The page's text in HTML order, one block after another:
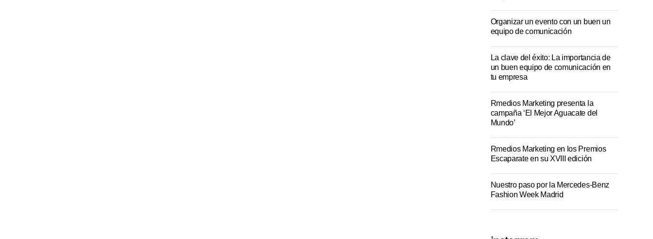
Organizar un evento con un buen un
equipo de comunicación
La clave del éxito: La importancia de
un buen equipo de comunicación en
tu empresa
Rmedios Marketing presenta la
campaña ‘El Mejor Aguacate del
Mundo’
Rmedios Marketing en los Premios
Escaparate en su XVIII edición
Nuestro paso por la Mercedes-Benz
Fashion Week Madrid